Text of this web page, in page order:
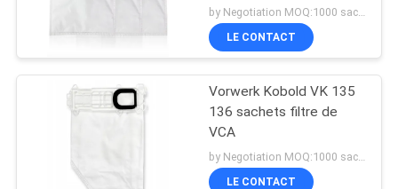
by Negotiation MOQ:1000 sacs/sacs
LE CONTACT
Vorwerk Kobold VK 135
136 sachets filtre de
VCA
LE CONTACT